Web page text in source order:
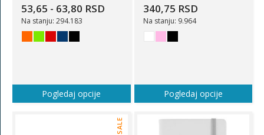
53,65 - 63,80 RSD
Na stanju: 294.183
Pogledaj opcije
340,75 RSD
Na stanju: 9.964
Pogledaj opcije
SALE